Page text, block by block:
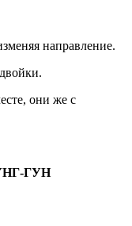
направление.
они же с
ГУН